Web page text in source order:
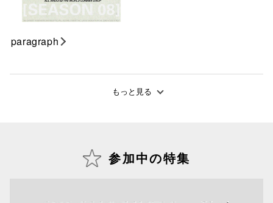
paragraph
もっと見る
参加中の特集